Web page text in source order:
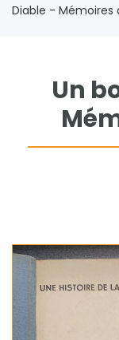
Diable - Mémoires
Un